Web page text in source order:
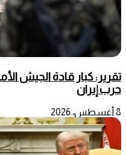
تقرير: كبار قادة الجيش
حرب إيران
8 أغسطس، 2026